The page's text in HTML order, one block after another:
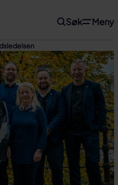
Søk Meny